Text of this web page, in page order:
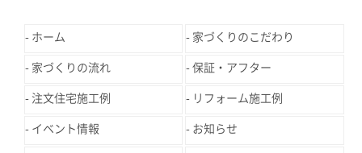
ホーム 家づくりのこだわり
家づくりの流れ 保証・アフター
注文住宅施工例 リフォーム施工例
イベント情報 お知らせ